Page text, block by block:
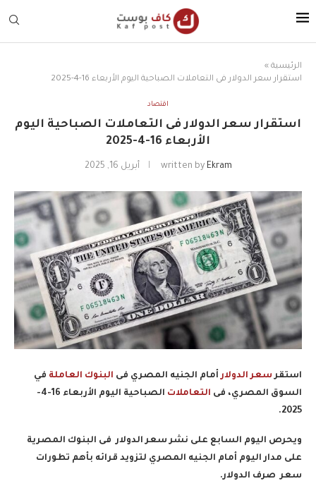
الرئيسية »
استقرار سعر الدولار فى التعاملات الصباحية اليوم الأربعاء 16-4-2025
اقتصاد
استقرار سعر الدولار فى التعاملات الصباحية اليوم
الأربعاء 16-4-2025
written by Ekram أبريل 16, 2025
استقر سعر الدولارأمام الجنيه المصري فى البنوك العاملة في
السوق المصري، فى التعاملات
الصباحية اليوم الأربعاء 16-4-
2025.
ويحرص اليوم السابع على نشر سعر الدولار فى البنوك المصرية
على مدار اليوم أمام الجنيه المصري لتزويد قرائه بأهم تطورات
سعر صرف الدولار.